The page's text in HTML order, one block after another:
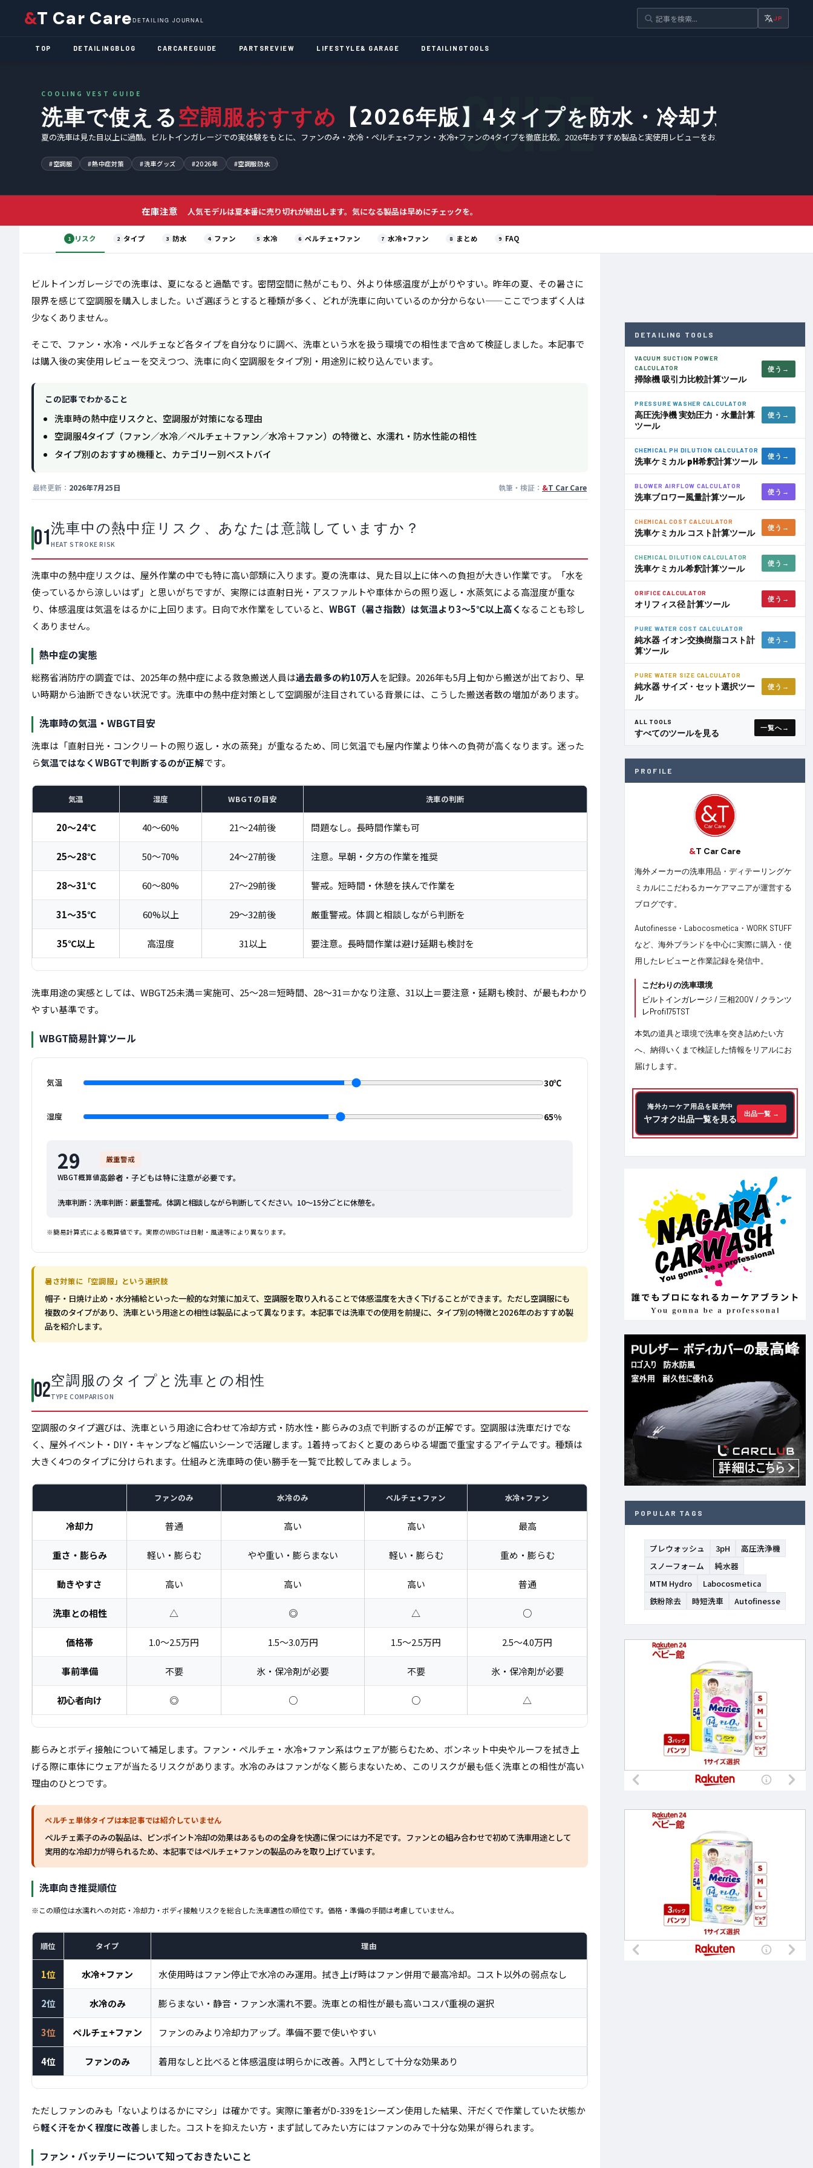
&T Car CareDETAILING JOURNAL JP
TOP DETAILINGBLOG CARCAREGUIDE PARTSREVIEW LIFESTYLE& GARAGE DETAILINGTOOLS
COOLING VEST GUIDE
洗車で使える空調服おすすめ 【2026年版】 4タイプを防水・冷却力で徹底
夏の洗車は見た目以上に過酷。ビルトインガレージでの実体験をもとに、ファンのみ・水冷・ペルチェ+ファン・水冷+ファンの4タイプを徹底比較。2026年おすすめ製品と実使用レビューをお届けします。
#空調服 #熱中症対策 #洗車グッズ #2026年 #空調服防水
在庫注意 人気モデルは夏本番に売り切れが続出します。気になる製品は早めにチェックを。
1 リスク 2 タイプ 3 防水 4 ファン 5 水冷 6 ペルチェ+ファン 7 水冷+ファン 8 まとめ 9 FAQ
ビルトインガレージでの洗車は、夏になると過酷です。密閉空間に熱がこもり、外より体感温度が上がりやすい。昨年の夏、その暑さに
限界を感じて空調服を購入しました。いざ選ぼうとすると種類が多く、どれが洗車に向いているのか分からない——ここでつまずく人は
少なくありません。
そこで、ファン・水冷・ペルチェなど各タイプを自分なりに調べ、洗車という水を扱う環境での相性まで含めて検証しました。本記事で
は購入後の実使用レビューを交えつつ、洗車に向く空調服をタイプ別・用途別に絞り込んでいます。
この記事でわかること
洗車時の熱中症リスクと、空調服が対策になる理由
空調服4タイプ（ファン／水冷／ペルチェ＋ファン／水冷＋ファン）の特徴と、水濡れ・防水性能の相性
タイプ別のおすすめ機種と、カテゴリー別ベストバイ
最終更新： 2026年7月25日 執筆・検証： &T Car Care
01洗車中の熱中症リスク、あなたは意識していますか？
HEAT STROKE RISK
洗車中の熱中症リスクは、屋外作業の中でも特に高い部類に入ります。夏の洗車は、見た目以上に体への負担が大きい作業です。「水を
使っているから涼しいはず」と思いがちですが、実際には直射日光・アスファルトや車体からの照り返し・水蒸気による高湿度が重な
り、体感温度は気温をはるかに上回ります。日向で水作業をしていると、 WBGT（暑さ指数）は気温より3〜5℃以上高く なることも珍し
くありません。
熱中症の実態
総務省消防庁の調査では、2025年の熱中症による救急搬送人員は過去最多の約10万人を記録。2026年も5月上旬から搬送が出ており、早
い時期から油断できない状況です。洗車中の熱中症対策として空調服が注目されている背景には、こうした搬送者数の増加があります。
洗車時の気温・WBGT目安
洗車は「直射日光・コンクリートの照り返し・水の蒸発」が重なるため、同じ気温でも屋内作業より体への負荷が高くなります。迷った
ら気温ではなくWBGTで判断するのが正解です。
気温 湿度 WBGTの目安 洗車の判断
20〜24℃ 40〜60% 21〜24前後 問題なし。長時間作業も可
25〜28℃ 50〜70% 24〜27前後 注意。早朝・夕方の作業を推奨
28〜31℃ 60〜80% 27〜29前後 警戒。短時間・休憩を挟んで作業を
31〜35℃ 60%以上 29〜32前後 厳重警戒。体調と相談しながら判断を
35℃以上 高湿度 31以上 要注意。長時間作業は避け延期も検討を
洗車用途の実感としては、WBGT25未満＝実施可、25〜28＝短時間、28〜31＝かなり注意、31以上＝要注意・延期も検討、が最もわかり
やすい基準です。
WBGT簡易計算ツール
気温 30℃
湿度 65%
29
WBGT概算値
厳重警戒
高齢者・子どもは特に注意が必要です。
洗車判断：洗車判断：厳重警戒。体調と相談しながら判断してください。10〜15分ごとに休憩を。
※簡易計算式による概算値です。実際のWBGTは日射・風速等により異なります。
暑さ対策に「空調服」という選択肢
帽子・日焼け止め・水分補給といった一般的な対策に加えて、空調服を取り入れることで体感温度を大きく下げることができます。ただし空調服にも
複数のタイプがあり、洗車という用途との相性は製品によって異なります。本記事では洗車での使用を前提に、タイプ別の特徴と2026年のおすすめ製
品を紹介します。
02空調服のタイプと洗車との相性
TYPE COMPARISON
空調服のタイプ選びは、洗車という用途に合わせて冷却方式・防水性・膨らみの3点で判断するのが正解です。空調服は洗車だけでな
く、屋外イベント・DIY・キャンプなど幅広いシーンで活躍します。1着持っておくと夏のあらゆる場面で重宝するアイテムです。種類は
大きく4つのタイプに分けられます。仕組みと洗車時の使い勝手を一覧で比較してみましょう。
ファンのみ 水冷のみ ペルチェ+ファン 水冷+ファン
冷却力 普通 高い 高い 最高
重さ・膨らみ 軽い・膨らむ やや重い・膨らまない 軽い・膨らむ 重め・膨らむ
動きやすさ 高い 高い 高い 普通
洗車との相性 △ ◎ △ ○
価格帯 1.0〜2.5万円 1.5〜3.0万円 1.5〜2.5万円 2.5〜4.0万円
事前準備 不要 氷・保冷剤が必要 不要 氷・保冷剤が必要
初心者向け ◎ ○ ○ △
膨らみとボディ接触について補足します。ファン・ペルチェ・水冷+ファン系はウェアが膨らむため、ボンネット中央やルーフを拭き上
げる際に車体にウェアが当たるリスクがあります。水冷のみはファンがなく膨らまないため、このリスクが最も低く洗車との相性が高い
理由のひとつです。
ペルチェ単体タイプは本記事では紹介していません
ペルチェ素子のみの製品は、ピンポイント冷却の効果はあるものの全身を快適に保つには力不足です。ファンとの組み合わせで初めて洗車用途として
実用的な冷却力が得られるため、本記事ではペルチェ+ファンの製品のみを取り上げています。
洗車向き推奨順位
※この順位は水濡れへの対応・冷却力・ボディ接触リスクを総合した洗車適性の順位です。価格・準備の手間は考慮していません。
順位 タイプ 理由
1位 水冷+ファン 水使用時はファン停止で水冷のみ運用。拭き上げ時はファン併用で最高冷却。コスト以外の弱点なし
2位 水冷のみ 膨らまない・静音・ファン水濡れ不要。洗車との相性が最も高いコスパ重視の選択
3位 ペルチェ+ファン ファンのみより冷却力アップ。準備不要で使いやすい
4位 ファンのみ 着用なしと比べると体感温度は明らかに改善。入門として十分な効果あり
ただしファンのみも「ないよりはるかにマシ」は確かです。実際に筆者がD-339を1シーズン使用した結果、汗だくで作業していた状態か
ら軽く汗をかく程度に改善しました。コストを抑えたい方・まず試してみたい方にはファンのみで十分な効果が得られます。
ファン・バッテリーについて知っておきたいこと
DETAILING TOOLS
VACUUM SUCTION POWER
CALCULATOR
掃除機 吸引力比較計算ツール
使う
PRESSURE WASHER CALCULATOR
高圧洗浄機 実効圧力・水量計算
ツール
使う
CHEMICAL PH DILUTION CALCULATOR
洗車ケミカル pH希釈計算ツール
使う
BLOWER AIRFLOW CALCULATOR
洗車ブロワー風量計算ツール
使う
CHEMICAL COST CALCULATOR
洗車ケミカル コスト計算ツール
使う
CHEMICAL DILUTION CALCULATOR
洗車ケミカル希釈計算ツール
使う
ORIFICE CALCULATOR
オリフィス径 計算ツール
使う
PURE WATER COST CALCULATOR
純水器 イオン交換樹脂コスト計
算ツール
使う
PURE WATER SIZE CALCULATOR
純水器 サイズ・セット選択ツー
ル
使う
ALL TOOLS
すべてのツールを見る
一覧へ
PROFILE
&T Car Care
海外メーカーの洗車用品・ディテーリングケ
ミカルにこだわるカーケアマニアが運営する
ブログです。
Autofinesse・Labocosmetica・WORK STUFF
など、海外ブランドを中心に実際に購入・使
用したレビューと作業記録を発信中。
こだわりの洗車環境
ビルトインガレージ / 三相200V / クランツ
レ​Profi175TST
本気の道具と環境で洗車を突き詰めたい方
へ、納得いくまで検証した情報をリアルにお
届けします。
海外カーケア用品を販売中
ヤフオク出品一覧を見る 出品一覧 →
POPULAR TAGS
プレウォッシュ 3pH
高圧洗浄機
スノーフォーム
純水器
MTM Hydro
Labocosmetica
鉄粉除去
時短洗車 Autofinesse